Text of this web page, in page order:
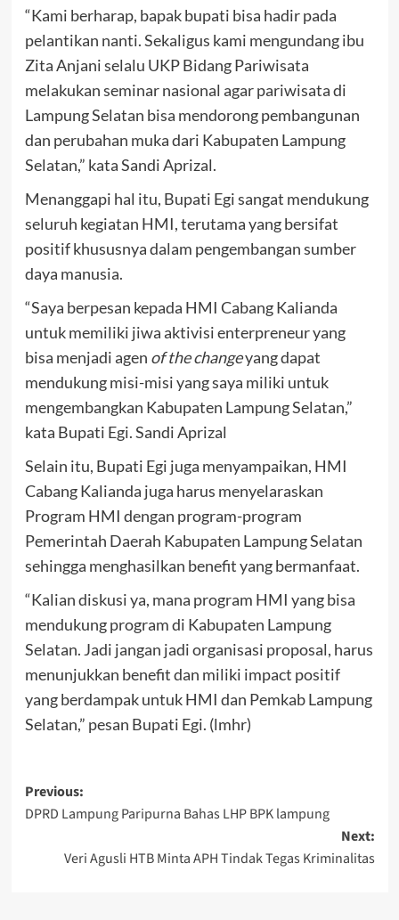
“Kami berharap, bapak bupati bisa hadir pada
pelantikan nanti. Sekaligus kami mengundang ibu
Zita Anjani selalu UKP Bidang Pariwisata
melakukan seminar nasional agar pariwisata di
Lampung Selatan bisa mendorong pembangunan
dan perubahan muka dari Kabupaten Lampung
Selatan,” kata Sandi Aprizal.
Menanggapi hal itu, Bupati Egi sangat mendukung
seluruh kegiatan HMI, terutama yang bersifat
positif khususnya dalam pengembangan sumber
daya manusia.
“Saya berpesan kepada HMI Cabang Kalianda
untuk memiliki jiwa aktivisi enterpreneur yang
bisa menjadi agen of the changeyang dapat
mendukung misi-misi yang saya miliki untuk
mengembangkan Kabupaten Lampung Selatan,”
kata Bupati Egi. Sandi Aprizal
Selain itu, Bupati Egi juga menyampaikan, HMI
Cabang Kalianda juga harus menyelaraskan
Program HMI dengan program-program
Pemerintah Daerah Kabupaten Lampung Selatan
sehingga menghasilkan benefit yang bermanfaat.
“Kalian diskusi ya, mana program HMI yang bisa
mendukung program di Kabupaten Lampung
Selatan. Jadi jangan jadi organisasi proposal, harus
menunjukkan benefit dan miliki impact positif
yang berdampak untuk HMI dan Pemkab Lampung
Selatan,” pesan Bupati Egi. (lmhr)
Post
navigation
Previous:
DPRD Lampung Paripurna Bahas LHP BPK lampung
Next:
Veri Agusli HTB Minta APH Tindak Tegas Kriminalitas